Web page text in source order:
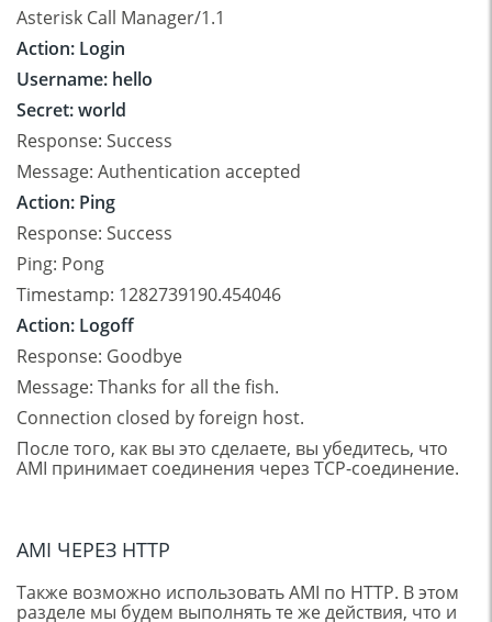
Asterisk Call Manager/1.1
Action: Login
Username: hello
Secret: world
Response: Success
Message: Authentication accepted
Action: Ping
Response: Success
Ping: Pong
Timestamp: 1282739190.454046
Action: Logoff
Response: Goodbye
Message: Thanks for all the fish.
Connection closed by foreign host.
После того, как вы это сделаете, вы убедитесь, что
AMI принимает соединения через TCP-соединение.
AMI ЧЕРЕЗ HTTP
Также возможно использовать AMI по HTTP. В этом
разделе мы будем выполнять те же действия, что и